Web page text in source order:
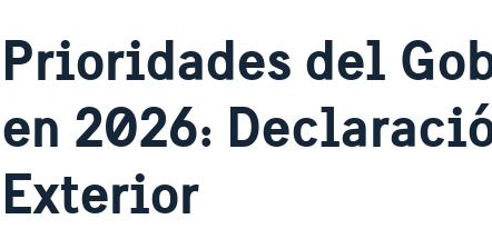
Prioridades del
en 2026:
Exterior